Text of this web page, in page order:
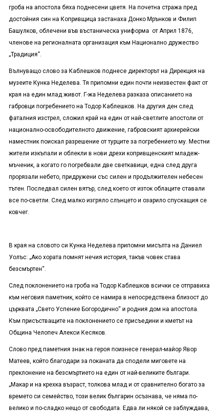
гроба на апостола бяха поднесени цветя. На почетна стража пред
достойния син на Копривщица застанаха Донко Мрънков и Филип
Башулков, облечени във въстаническа униформа от Април 1876,
членове на регионалната организация към Национално дружество
„Традиция“.
Вълнуващо слово за Каблешков поднесе директорът на Дирекция на
музеите Кунка Неделева. Тя припомни един почти неизвестен факт от
края на един млад живот. Г-жа Неделева разказа описанието на
габровци погребението на Тодор Каблешков. На другия ден след
фаталния изстрел, сложил край на един от най-светлите апостоли от
национално-освободителното движение, габровският архиерейски
наместник поискал разрешение от турците за погребението му. Местни
жители изкъпали и облекли в нови дрехи копривщенският младеж-
мъченик, а когато го погребвали две светкавици, една след друга
прорязали небето, придружени със силен и продължителен небесен
тътен. Последвал силен вятър, след което от изток облаците ставали
все по-светли. След малко изгряло слънцето и озарило спускащия се
ковчег.
В края на словото си Кунка Неделева припомни мисълта на Даниел
Уолъс: „Ако хората помнят нечия история, такъв човек става
безсмъртен“.
След поклонението на гроба на Тодор Каблешков всички се отправиха
към неговия паметник, който се намира в непосредствена близост до
църквата „Свето Успение Богородично“ и родния дом на апостола.
Към присъстващите на поклонението се присъедини и кметът на
Община Челопеч Алекси Кесяков.
Слово пред паметния знак на героя поизнесе генерал-майор Явор
Матеев, който благодари за поканата да сподели миговете на
преклонение на безсмъртието на един от най-великите българи.
„Макар и на крехка възраст, толкова млад и от сравнително богато за
времето си семейство, този велик българин осъзнава, че няма по-
велико и по-сладко нещо от свободата. Едва ли някой се заблуждава,